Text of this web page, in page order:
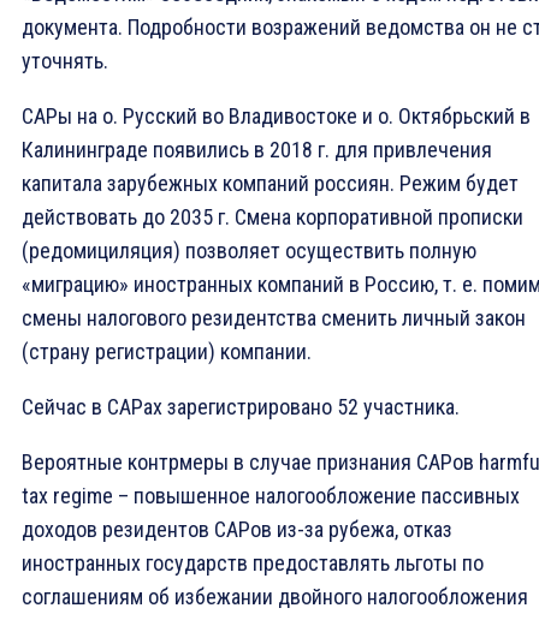
документа. Подробности возражений ведомства он не
уточнять.
САРы на о. Русский во Владивостоке и о. Октябрьский в
Калининграде появились в 2018 г. для привлечения
капитала зарубежных компаний россиян. Режим будет
действовать до 2035 г. Смена корпоративной прописки
(редомициляция) позволяет осуществить полную
«миграцию» иностранных компаний в Россию, т. е.
смены налогового резидентства сменить личный закон
(страну регистрации) компании.
Сейчас в САРах зарегистрировано 52 участника.
Вероятные контрмеры в случае признания САРов
tax regime – повышенное налогообложение пассивных
доходов резидентов САРов из-за рубежа, отказ
иностранных государств предоставлять льготы по
соглашениям об избежании двойного налогообложения